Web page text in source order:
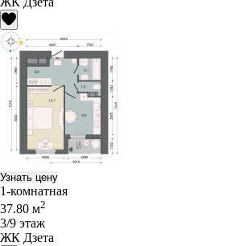
Узнать цену
1-комнатная
37.80 м2
3/9 этаж
ЖК Дзета